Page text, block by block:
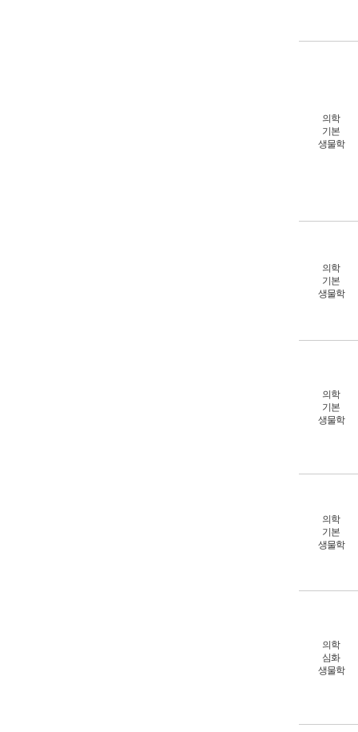
의학
기본
생물학
의학
기본
생물학
의학
기본
생물학
의학
기본
생물학
의학
심화
생물학